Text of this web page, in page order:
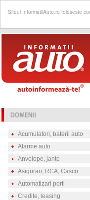
Siteul InformatiiAuto.ro foloseste
Acumulatori, baterii auto
Alarme auto
Anvelope, jante
Asigurari, RCA, Casco
Automatizari porti
Credite, leasing